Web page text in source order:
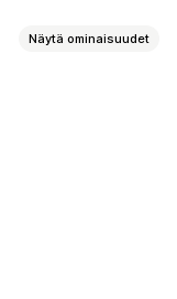
Näytä ominaisuudet